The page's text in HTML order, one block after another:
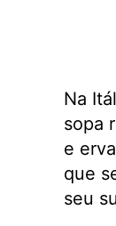
Na
sopa
e
que
seu